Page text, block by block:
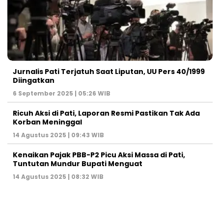
Jurnalis Pati Terjatuh Saat Liputan, UU Pers 40/1999
Diingatkan
6 September 2025 | 05:26 WIB
Ricuh Aksi di Pati, Laporan Resmi Pastikan Tak Ada
Korban Meninggal
14 Agustus 2025 | 09:43 WIB
Kenaikan Pajak PBB-P2 Picu Aksi Massa di Pati,
Tuntutan Mundur Bupati Menguat
14 Agustus 2025 | 08:32 WIB